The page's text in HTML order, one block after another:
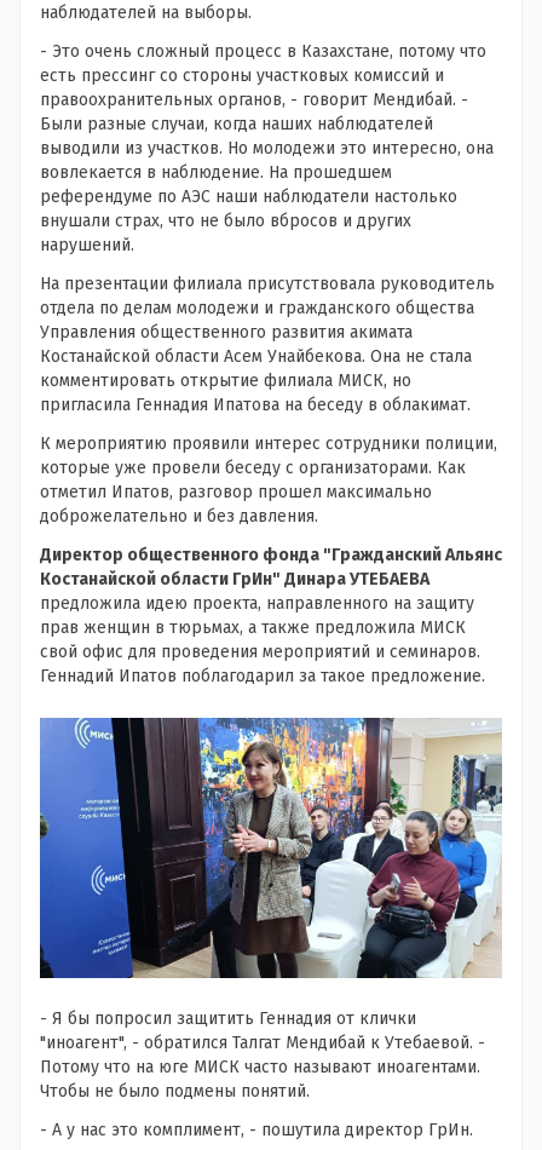
наблюдателей на выборы.
- Это очень сложный процесс в Казахстане, потому что
есть прессинг со стороны участковых комиссий и
правоохранительных органов, - говорит Мендибай. -
Были разные случаи, когда наших наблюдателей
выводили из участков. Но молодежи это интересно, она
вовлекается в наблюдение. На прошедшем
референдуме по АЭС наши наблюдатели настолько
внушали страх, что не было вбросов и других
нарушений.
На презентации филиала присутствовала руководитель
отдела по делам молодежи и гражданского общества
Управления общественного развития акимата
Костанайской области Асем Унайбекова. Она не стала
комментировать открытие филиала МИСК, но
пригласила Геннадия Ипатова на беседу в облакимат.
К мероприятию проявили интерес сотрудники полиции,
которые уже провели беседу с организаторами. Как
отметил Ипатов, разговор прошел максимально
доброжелательно и без давления.
Директор общественного фонда "Гражданский Альянс
Костанайской области ГрИн" Динара УТЕБАЕВА
предложила идею проекта, направленного на защиту
прав женщин в тюрьмах, а также предложила МИСК
свой офис для проведения мероприятий и семинаров.
Геннадий Ипатов поблагодарил за такое предложение.
- Я бы попросил защитить Геннадия от клички
"иноагент", - обратился Талгат Мендибай к Утебаевой. -
Потому что на юге МИСК часто называют иноагентами.
Чтобы не было подмены понятий.
- А у нас это комплимент, - пошутила директор ГрИн.